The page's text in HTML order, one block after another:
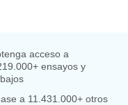
acceso a
ensayos y
a 11.431.000+ otros